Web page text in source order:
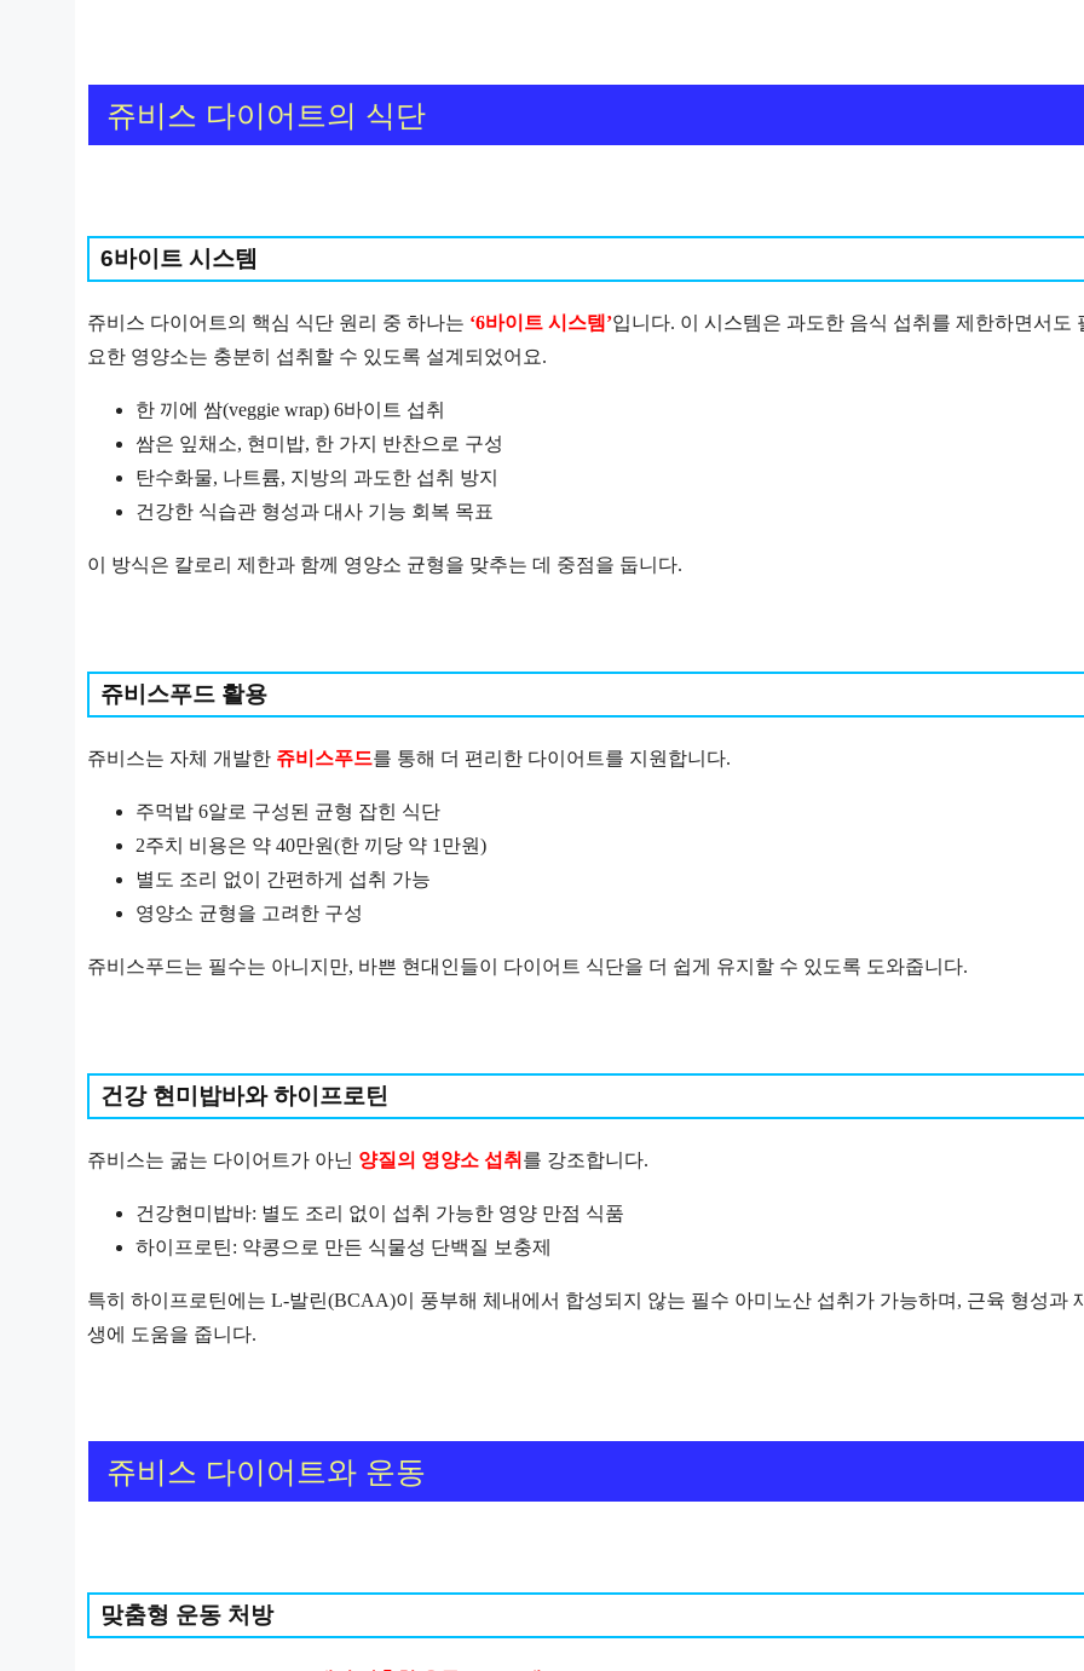
쥬비스 다이어트의 식단
6바이트 시스템
쥬비스 다이어트의 핵심 식단 원리 중 하나는 ‘6바이트 시스템’입니다. 이 시스템은 과도한 음식 섭취를 제한하면서도
요한 영양소는 충분히 섭취할 수 있도록 설계되었어요.
한 끼에 쌈(veggie wrap) 6바이트 섭취
쌈은 잎채소, 현미밥, 한 가지 반찬으로 구성
탄수화물, 나트륨, 지방의 과도한 섭취 방지
건강한 식습관 형성과 대사 기능 회복 목표
이 방식은 칼로리 제한과 함께 영양소 균형을 맞추는 데 중점을 둡니다.
쥬비스푸드 활용
쥬비스는 자체 개발한 쥬비스푸드를 통해 더 편리한 다이어트를 지원합니다.
주먹밥 6알로 구성된 균형 잡힌 식단
2주치 비용은 약 40만원(한 끼당 약 1만원)
별도 조리 없이 간편하게 섭취 가능
영양소 균형을 고려한 구성
쥬비스푸드는 필수는 아니지만, 바쁜 현대인들이 다이어트 식단을 더 쉽게 유지할 수 있도록 도와줍니다.
건강 현미밥바와 하이프로틴
쥬비스는 굶는 다이어트가 아닌 양질의 영양소 섭취 를 강조합니다.
건강현미밥바: 별도 조리 없이 섭취 가능한 영양 만점 식품
하이프로틴: 약콩으로 만든 식물성 단백질 보충제
특히 하이프로틴에는 L-발린(BCAA)이 풍부해 체내에서 합성되지 않는 필수 아미노산 섭취가 가능하며, 근육 형성과
생에 도움을 줍니다.
쥬비스 다이어트와 운동
맞춤형 운동 처방